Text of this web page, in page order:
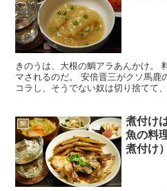
きのうは、大根の鯛アラあんかけ。
マされるのだ。 安倍晋三がクソ馬鹿
コラし、そうでない奴は切り捨てて
鯛
煮付け
魚の料
煮付け）